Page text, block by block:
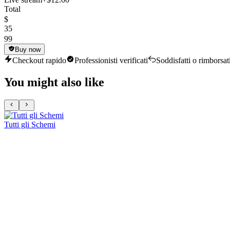
Total
$
35
99
Buy now
Checkout rapido Professionisti verificati Soddisfatti o rimborsati
You might also like
Tutti gli Schemi